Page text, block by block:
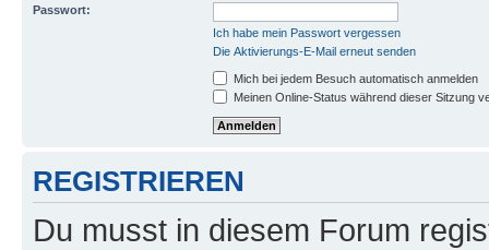
Passwort:
Ich habe mein Passwort vergessen
Die Aktivierungs-E-Mail erneut senden
Mich bei jedem Besuch automatisch anmelden
Meinen Online-Status während dieser Sitzung
REGISTRIEREN
Du musst in diesem Forum